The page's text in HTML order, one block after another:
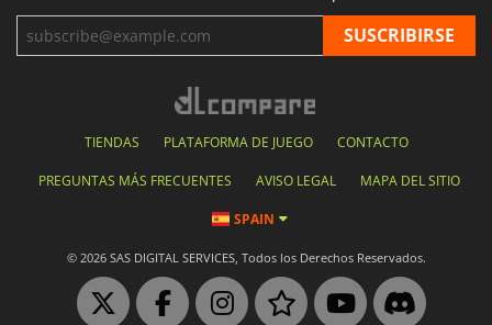
TIENDAS PLATAFORMA DE JUEGO CONTACTO
PREGUNTAS MÁS FRECUENTES AVISO LEGAL MAPA DEL SITIO
SPAIN
© 2026 SAS DIGITAL SERVICES, Todos los Derechos Reservados.